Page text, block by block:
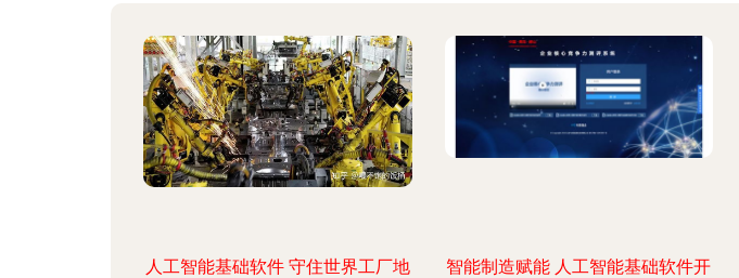
人工智能基础软件 守住世界工厂地
智能制造赋能 人工智能基础软件开